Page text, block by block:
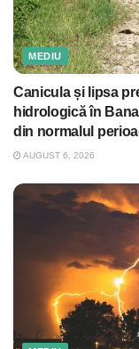
MEDIU
Canicula și lipsa
hidrologică în
din normalul
AUGUST 6, 2026